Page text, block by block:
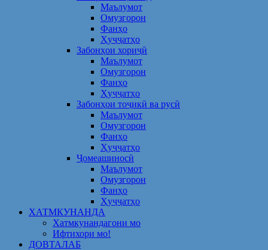
Маълумот
Омузгорон
Фанҳо
Ҳуҷҷатҳо
Забонҳои хориҷӣ
Маълумот
Омузгорон
Фанҳо
Ҳуҷҷатҳо
Забонҳои тоҷикӣ ва русӣ
Маълумот
Омузгорон
Фанҳо
Ҳуҷҷатҳо
Ҷомеашиносӣ
Маълумот
Омузгорон
Фанҳо
Ҳуҷҷатҳо
ХАТМКУНАНДА
Хатмкунандагони мо
Ифтихори мо!
ДОВТАЛАБ